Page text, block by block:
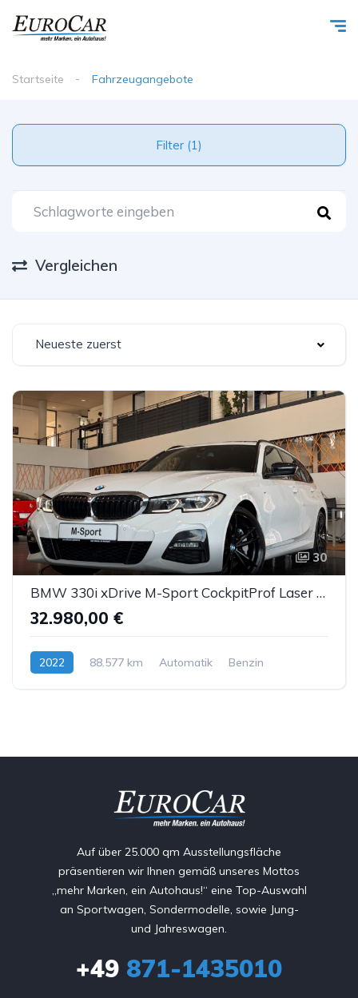
Startseite Fahrzeugangebote
Filter (1)
Vergleichen
Neueste zuerst
30
BMW 330i xDrive M-Sport CockpitProf Laser Pano Leder
32.980,00 €
2022 88.577 km Automatik Benzin
Auf über 25.000 qm Ausstellungsfläche
präsentieren wir Ihnen gemäß unseres Mottos
„mehr Marken, ein Autohaus!“ eine Top-Auswahl
an Sportwagen, Sondermodelle, sowie Jung-
und Jahreswagen.
+49 871-1435010